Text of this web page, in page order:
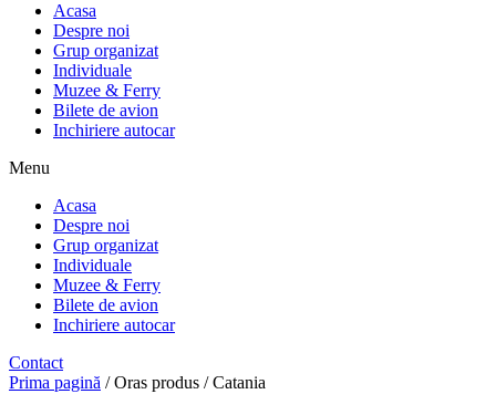
Acasa
Despre noi
Grup organizat
Individuale
Muzee & Ferry
Bilete de avion
Inchiriere autocar
Menu
Acasa
Despre noi
Grup organizat
Individuale
Muzee & Ferry
Bilete de avion
Inchiriere autocar
Contact
Prima pagină / Oras produs / Catania